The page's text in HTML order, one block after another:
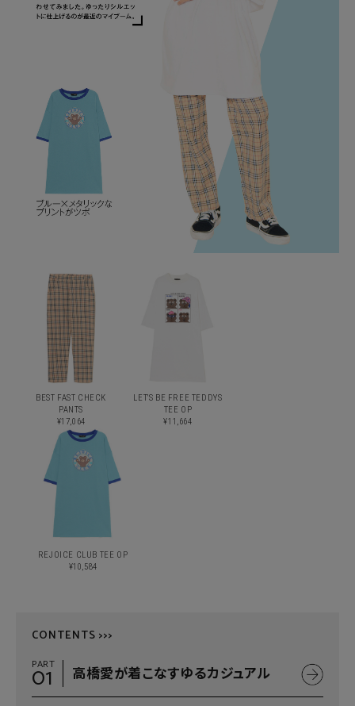
BEST FAST CHECK
PANTS
¥17,064
LET'S BE FREE TEDDYS
TEE OP
¥11,664
REJOICE CLUB TEE OP
¥10,584
CONTENTS >>>
PART
01 高橋愛が着こなすゆるカジュアル